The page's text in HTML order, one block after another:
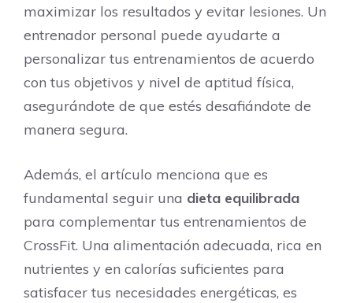
maximizar los resultados y evitar lesiones. Un
entrenador personal puede ayudarte a
personalizar tus entrenamientos de acuerdo
con tus objetivos y nivel de aptitud física,
asegurándote de que estés desafiándote de
manera segura.
Además, el artículo menciona que es
fundamental seguir una dieta equilibrada
para complementar tus entrenamientos de
CrossFit. Una alimentación adecuada, rica en
nutrientes y en calorías suficientes para
satisfacer tus necesidades energéticas, es